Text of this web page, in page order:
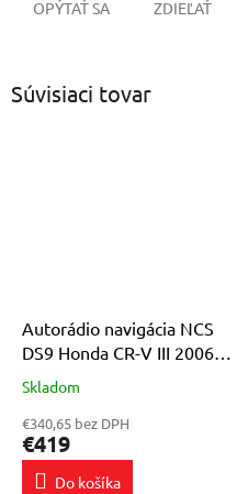
OPÝTAŤ SA ZDIEĽAŤ
Súvisiaci tovar
Autorádio navigácia NCS
DS9 Honda CR-V III 2006-
2012 Android 8GB LTE 9″
Priemerné
produktu
je
5,0
Skladom
€340,65 bez DPH
€419
Do košíka